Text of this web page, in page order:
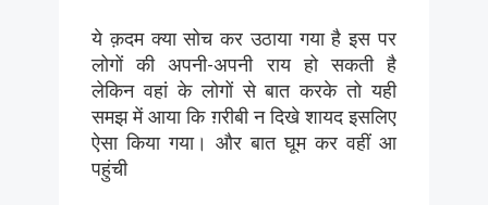
ये क़दम क्या सोच कर उठाया गया है इस पर
लोगों की अपनी-अपनी राय हो सकती है
लेकिन वहां के लोगों से बात करके तो यही
समझ में आया कि ग़रीबी न दिखे शायद इसलिए
ऐसा किया गया। और बात घूम कर वहीं आ
पहुंची